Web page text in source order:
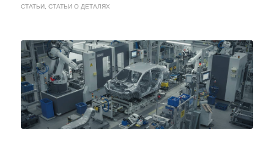
СТАТЬИ, СТАТЬИ О ДЕТАЛЯХ